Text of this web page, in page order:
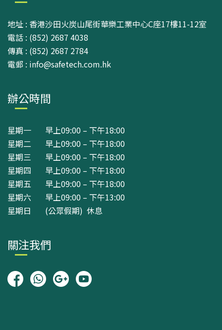
地址 : 香港沙田火炭山尾街華樂工業中心C座17樓11-12室
電話 : (852) 2687 4038
傳真 : (852) 2687 2784
電郵 : info@safetech.com.hk
辦公時間
星期一 早上09:00 – 下午18:00
星期二 早上09:00 – 下午18:00
星期三 早上09:00 – 下午18:00
星期四 早上09:00 – 下午18:00
星期五 早上09:00 – 下午18:00
星期六 早上09:00 – 下午13:00
星期日 (公眾假期) 休息
關注我們